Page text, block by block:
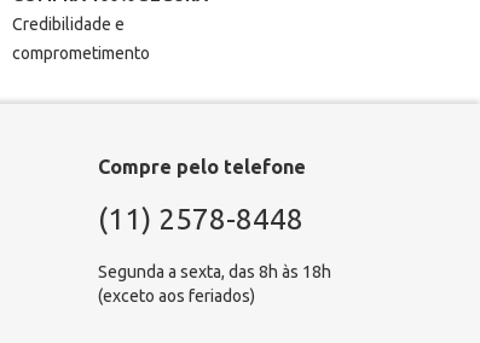
Credibilidade e
comprometimento
Compre pelo telefone
(11) 2578-8448
Segunda a sexta, das 8h às 18h
(exceto aos feriados)